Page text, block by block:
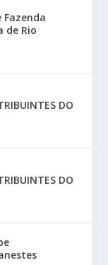
Fazenda
de Rio
DO
DO